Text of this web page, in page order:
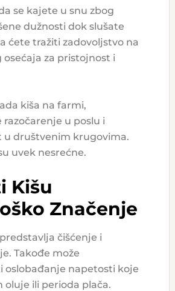
se ​​kajete u snu zbog
dužnosti dok slušate
ćete tražiti zadovoljstvo na
za pristojnost i
kiša na farmi,
razočarenje u poslu i
u društvenim krugovima.
uvek nesrećne.
Kišu
Značenje
čišćenje i
Takođe može
oslobađanje napetosti koje
oluje ili perioda plača.